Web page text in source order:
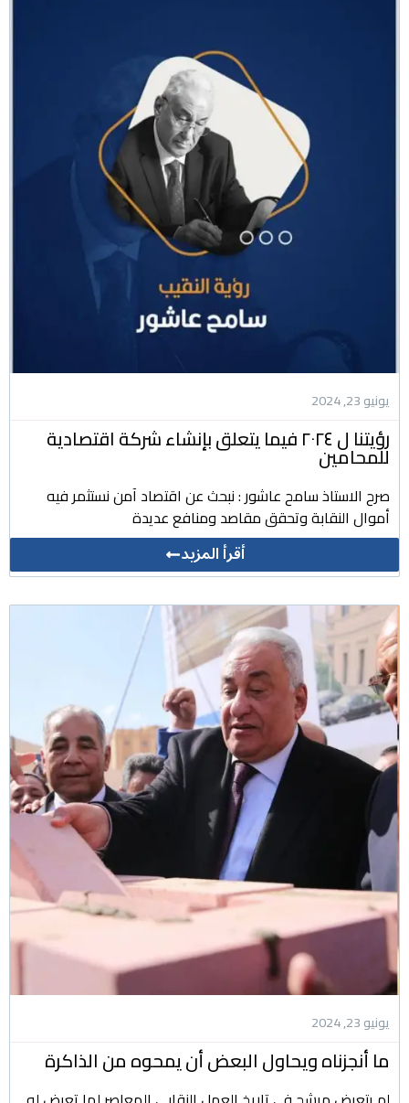
يونيو 23, 2024
رؤيتنا ل ٢٠٢٤ فيما يتعلق بإنشاء شركة اقتصادية
للمحامين
صرح الاستاذ سامح عاشور : نبحث عن اقتصاد آمن نستثمر فيه
أموال النقابة وتحقق مقاصد ومنافع عديدة
أقرأ المزيد
يونيو 23, 2024
ما أنجزناه ويحاول البعض أن يمحوه من الذاكرة